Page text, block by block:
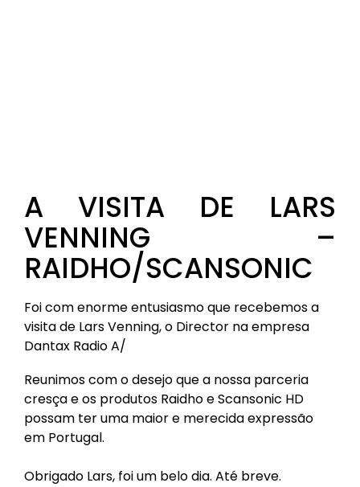
A VISITA DE LARS
VENNING –
RAIDHO/SCANSONIC
Foi com enorme entusiasmo que recebemos a
visita de Lars Venning, o Director na empresa
Dantax Radio A/
Reunimos com o desejo que a nossa parceria
cresça e os produtos Raidho e Scansonic HD
possam ter uma maior e merecida expressão
em Portugal.
Obrigado Lars, foi um belo dia. Até breve.